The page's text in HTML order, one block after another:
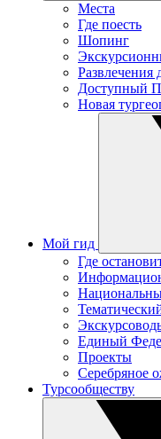
Места
Где поесть
Шопинг
Развлечения
Доступный
Новая
Мой гид
Где
Единый
Проекты
Серебряное
Турсообществу